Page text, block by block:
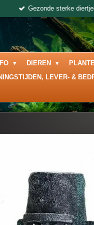
Gezonde sterke
DIEREN
LEVER- &